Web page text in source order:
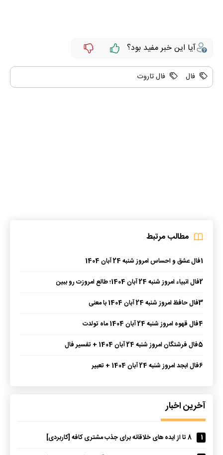
آیا این خبر مفید بود؟
فال فال تاروت
مطالب مرتبط
1فال عشق و احساس امروز شنبه 24 آبان 1404
2فال انبیاء امروز شنبه 24 آبان 1404؛ طالع امروزت رو ببین
3فال حافظ امروز شنبه 24 آبان 1404 با معنی
4فال قهوه امروز شنبه 24 آبان 1404 ماه تولدت
5فال فرشتگان امروز شنبه 24 آبان 1404 + تفسیر فال
6فال ابجد امروز شنبه 24 آبان 1404 + تعبیر
آخرین اخبار
1
8 تا از ایده های خلاقانه برای جذب مشتری کافه [کاربردی]